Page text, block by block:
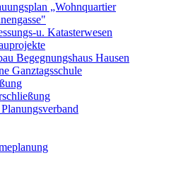
„Wohnquartier
u. Katasterwesen
Begegnungshaus Hausen
Ganztagsschule